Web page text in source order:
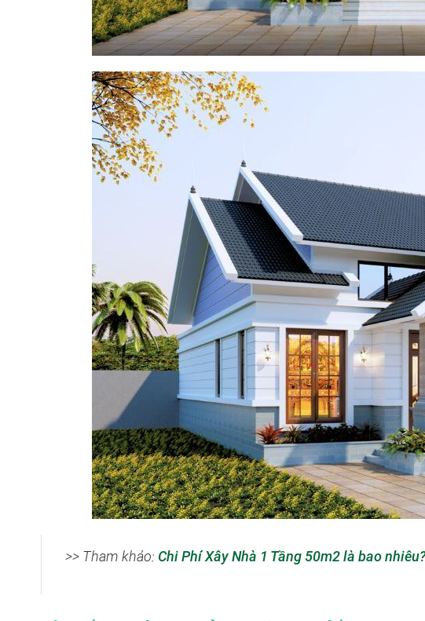
>> Tham khảo: Chi Phí Xây Nhà 1 Tầng 50m2 là bao